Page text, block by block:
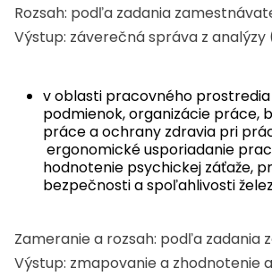
Rozsah: podľa zadania
Výstup: záverečná správa z analýzy
v oblasti pracovného
podmienok, organizácie práce,
práce a ochrany zdravia pri
ergonomické usporiadanie
hodnotenie psychickej záťaže,
bezpečnosti a spoľahlivosti
Zameranie a rozsah: podľa zadania
Výstup: zmapovanie a zhodnotenie